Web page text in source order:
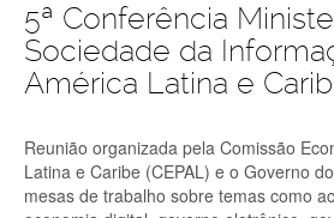
5ª Conferência
Sociedade da
América Latina e
Reunião organizada pela Comissão
Latina e Caribe (CEPAL) e o Governo
mesas de trabalho sobre temas como